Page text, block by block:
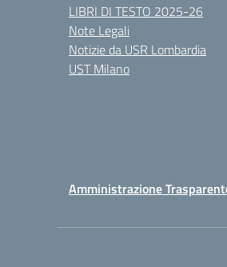
LIBRI DI TESTO 2025-26
Note Legali
Notizie da USR Lombardia
UST Milano
Amministrazione